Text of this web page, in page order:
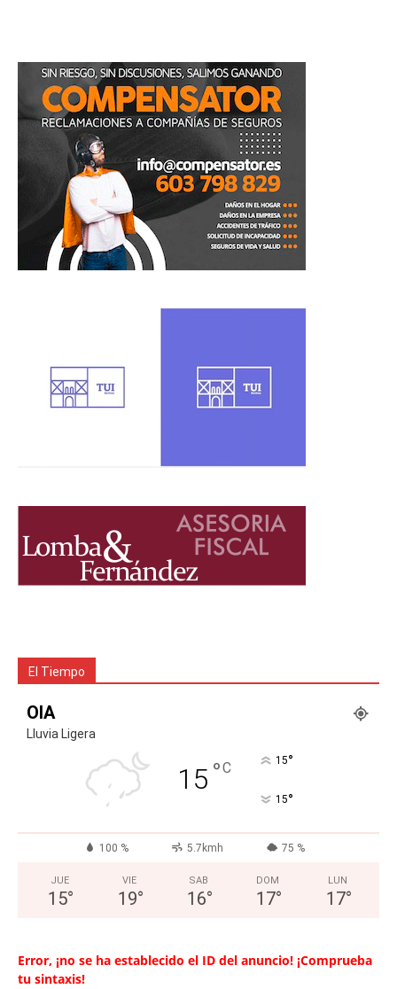
El Tiempo
OIA
Lluvia Ligera
15 °C 15°
15°
100 % 5.7kmh 75 %
JUE
15°
VIE
19°
SAB
16°
DOM
17°
LUN
17°
Error, ¡no se ha establecido el ID del anuncio! ¡Comprueba
tu sintaxis!